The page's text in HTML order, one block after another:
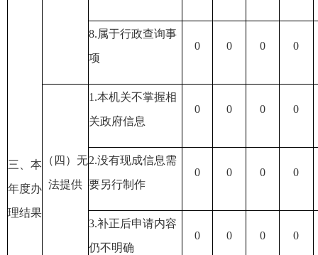
三、本
年度办
理结果
8.属于行政查询事
项
0 0 0 0
（四）无
法提供
1.本机关不掌握相
关政府信息
0 0 0 0
2.没有现成信息需
要另行制作
0 0 0 0
3.补正后申请内容
仍不明确
0 0 0 0